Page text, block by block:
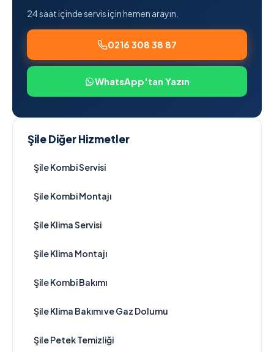
24 saat içinde servis için hemen arayın.
0216 308 38 87
WhatsApp'tan Yazın
Şile Diğer Hizmetler
Şile Kombi Servisi
Şile Kombi Montajı
Şile Klima Servisi
Şile Klima Montajı
Şile Kombi Bakımı
Şile Klima Bakımı ve Gaz Dolumu
Şile Petek Temizliği